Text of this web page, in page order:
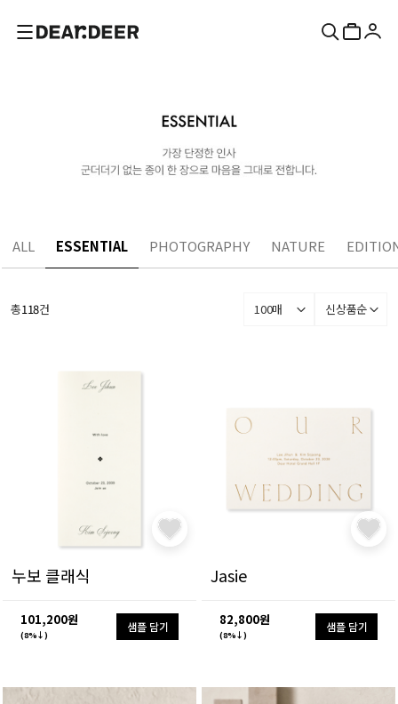
ALL ESSENTIAL PHOTOGRAPHY NATURE
총118건 100매 신상품순
누보 클래식
101,200원
(8%↓)
샘플 담기
Jasie
82,800원
(8%↓)
샘플 담기